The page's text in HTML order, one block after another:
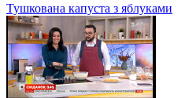
Тушкована капуста з яблуками